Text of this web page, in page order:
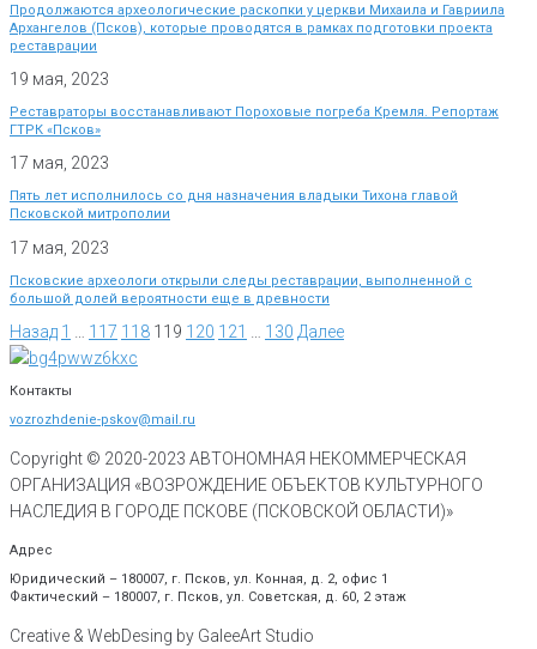
Продолжаются археологические раскопки у церкви Михаила и Гавриила
Архангелов (Псков), которые проводятся в рамках подготовки проекта
реставрации
19 мая, 2023
Реставраторы восстанавливают Пороховые погреба Кремля. Репортаж
ГТРК «Псков»
17 мая, 2023
Пять лет исполнилось со дня назначения владыки Тихона главой
Псковской митрополии
17 мая, 2023
Псковские археологи открыли следы реставрации, выполненной с
большой долей вероятности еще в древности
Назад 1 117 118 119 120 121 130 Далее
Контакты
vozrozhdenie-pskov@mail.ru
Copyright © 2020-2023 АВТОНОМНАЯ НЕКОММЕРЧЕСКАЯ
ОРГАНИЗАЦИЯ «ВОЗРОЖДЕНИЕ ОБЪЕКТОВ КУЛЬТУРНОГО
НАСЛЕДИЯ В ГОРОДЕ ПСКОВЕ (ПСКОВСКОЙ ОБЛАСТИ)»
Адрес
Юридический – 180007, г. Псков, ул. Конная, д. 2, офис 1
Фактический – 180007, г. Псков, ул. Советская, д. 60, 2 этаж
Creative & WebDesing by GaleeArt Studio